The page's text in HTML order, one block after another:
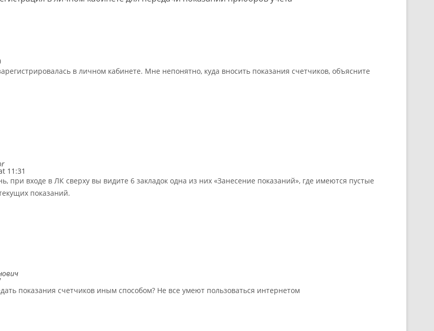
в личном кабинете. Мне непонятно, куда вносить показания счетчиков, объясните
11:31
при входе в ЛК сверху вы видите 6 закладок одна из них «Занесение показаний», где имеются пустые
показаний.
показания счетчиков иным способом? Не все умеют пользоваться интернетом